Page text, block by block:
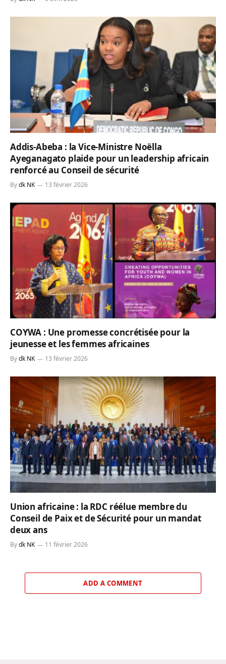
Addis-Abeba : la Vice-Ministre Noëlla
Ayeganagato plaide pour un leadership africain
renforcé au Conseil de sécurité
Bydk NK 13 février 2026
COYWA : Une promesse concrétisée pour la
jeunesse et les femmes africaines
Bydk NK 13 février 2026
Union africaine : la RDC réélue membre du
Conseil de Paix et de Sécurité pour un mandat
deux ans
Bydk NK 11 février 2026
ADD A COMMENT